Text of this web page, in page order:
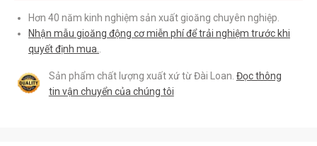
Hơn 40 năm kinh nghiệm sản xuất gioăng chuyên nghiệp.
Nhận mẫu gioăng động cơ miễn phí để trải nghiệm trước khi
quyết định mua.
Sản phẩm chất lượng xuất xứ từ Đài Loan. Đọc thông
tin vận chuyển của chúng tôi